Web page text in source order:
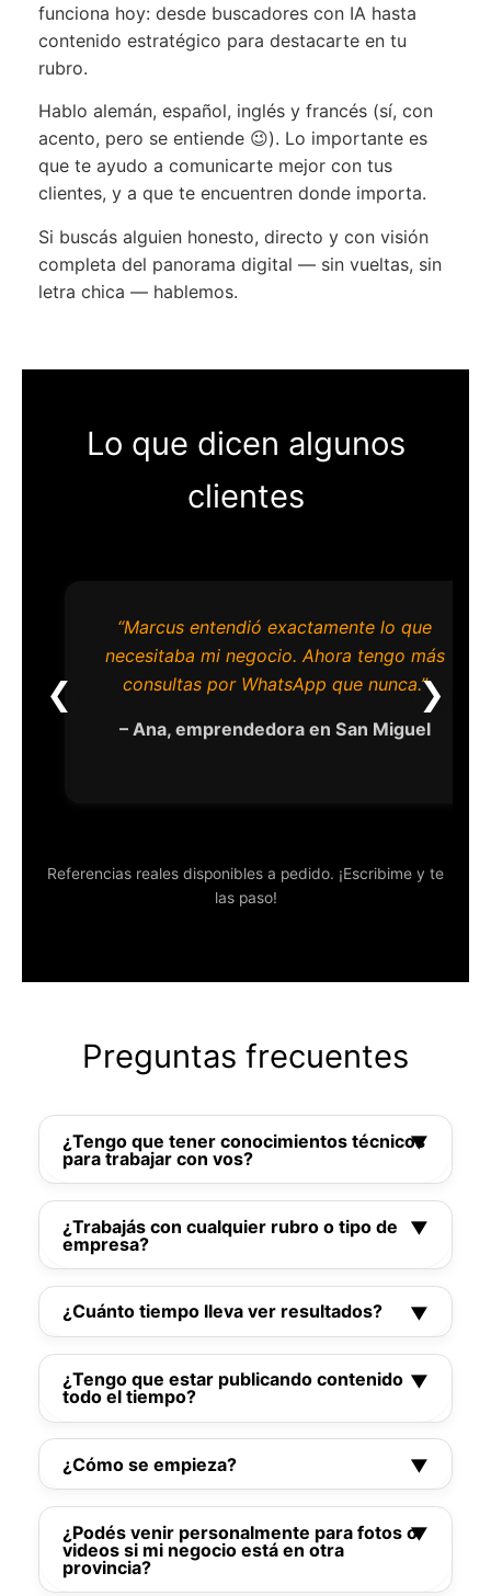
funciona hoy: desde buscadores con IA hasta
contenido estratégico para destacarte en tu
rubro.
Hablo alemán, español, inglés y francés (sí, con
acento, pero se entiende 😉). Lo importante es
que te ayudo a comunicarte mejor con tus
clientes, y a que te encuentren donde importa.
Si buscás alguien honesto, directo y con visión
completa del panorama digital — sin vueltas, sin
letra chica — hablemos.
Lo que dicen algunos
clientes
❮
“Marcus entendió exactamente lo que
necesitaba mi negocio. Ahora tengo más
consultas por WhatsApp que nunca.”
– Ana, emprendedora en San Miguel
❯
Referencias reales disponibles a pedido. ¡Escribime y te
las paso!
Preguntas frecuentes
¿Tengo que tener conocimientos técnicos
para trabajar con vos?
necesitás saber qué querés lograr.
¿Trabajás con cualquier rubro o tipo de
empresa?
con negocios locales, servicios, profesionales,
turismo y más.
¿Cuánto tiempo lleva ver resultados?
publicidad o contenido) dan resultados rápidos.
Otras (como el posicionamiento en Google)
¿Tengo que estar publicando contenido
todo el tiempo?
automatizar tareas o generar contenido
estratégico sin que tengas que estar todos los
¿Cómo se empieza?
videollamada, te armo una propuesta y
empezamos paso a paso.
¿Podés venir personalmente para fotos o
videos si mi negocio está en otra
provincia?